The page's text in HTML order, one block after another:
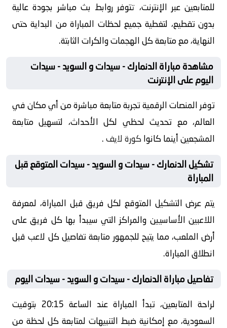
للمتابعين عبر الإنترنت، تتوفر روابط بث مباشر بجودة عالية
بدون تقطيع، لتغطية جميع لحظات المباراة من البداية حتى
النهاية، مع متابعة كل الهجمات والكرات الثابتة.
مشاهدة مباراة الدنمارك - سيدات و السويد - سيدات
اليوم على الإنترنت
توفر المنصات الرقمية تجربة متابعة مباشرة من أي مكان في
العالم، مع تحديث لحظي لكل الأحداث، لتسهيل متابعة
المشجعين أينما كانواكورة لايف.
تشكيل الدنمارك - سيدات و السويد - سيدات المتوقع قبل
المباراة
يتم عرض التشكيل المتوقع لكل فريق قبل المباراة، لمعرفة
اللاعبين الأساسيين والمراكز التي سيبدأ بها كل فريق على
أرض الملعب، مما يتيح للجمهور متابعة تفاصيل كل لاعب قبل
انطلاق المباراة.
تفاصيل مباراة الدنمارك - سيدات و السويد - سيدات اليوم
لراحة المتابعين، تبدأ المباراة عند الساعة 20:15 بتوقيت
السعودية، مع إمكانية ضبط التنبيهات لمتابعة كل لحظة من